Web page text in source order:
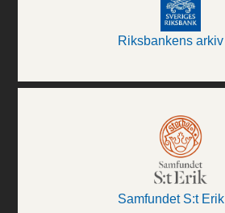
Riksbankens arkiv
Samfundet S:t Erik